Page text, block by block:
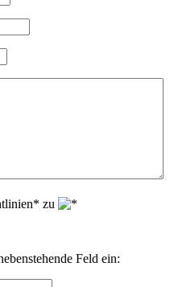
zu
Feld ein: